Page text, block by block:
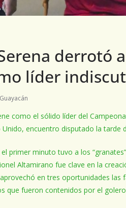
derrotó
líder
como el sólido líder del
encuentro disputado la tarde
primer minuto tuvo a los
Altamirano fue clave en la
en tres oportunidades las
que fueron contenidos por el